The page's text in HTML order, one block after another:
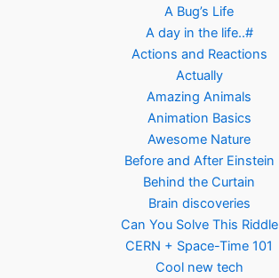
A Bug’s Life
A day in the life..#
Actions and Reactions
Actually
Amazing Animals
Animation Basics
Awesome Nature
Before and After Einstein
Behind the Curtain
Brain discoveries
Can You Solve This Riddle
CERN + Space-Time 101
Cool new tech